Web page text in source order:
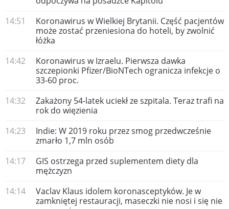
14:51
Koronawirus w Wielkiej Brytanii. Część pacjentów
może zostać przeniesiona do hoteli, by zwolnić
łóżka
14:42
Koronawirus w Izraelu. Pierwsza dawka
szczepionki Pfizer/BioNTech ogranicza infekcje o
33-60 proc.
14:32
Zakażony 54-latek uciekł ze szpitala. Teraz trafi na
rok do więzienia
14:23
Indie: W 2019 roku przez smog przedwcześnie
zmarło 1,7 mln osób
14:17
GIS ostrzega przed suplementem diety dla
mężczyzn
14:14
Vaclav Klaus idolem koronasceptyków. Je w
zamkniętej restauracji, maseczki nie nosi i się nie